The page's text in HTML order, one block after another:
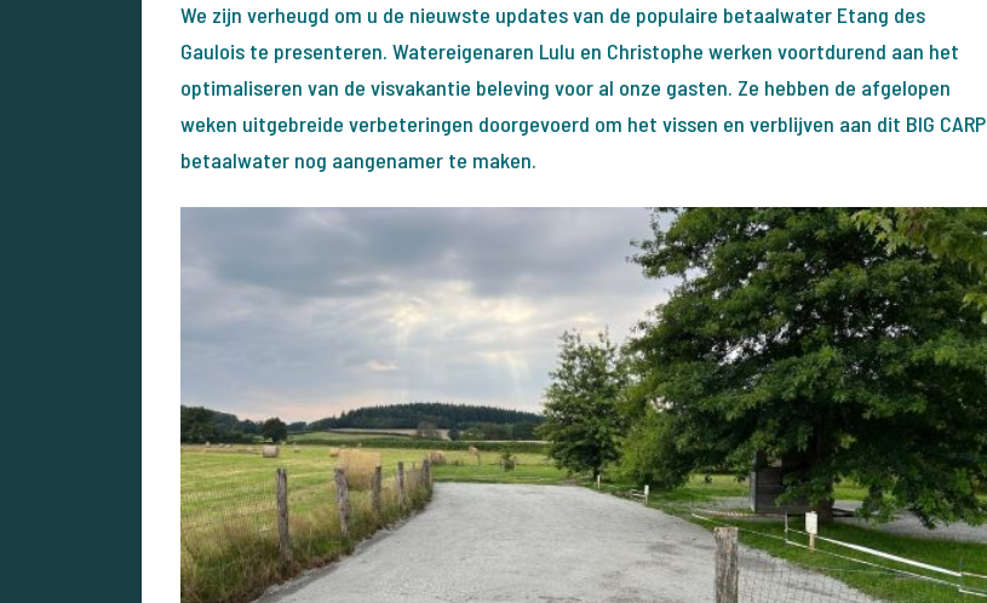
We zijn verheugd om u de nieuwste updates van de populaire betaalwater Etang des
Gaulois te presenteren. Watereigenaren Lulu en Christophe werken voortdurend aan het
optimaliseren van de visvakantie beleving voor al onze gasten. Ze hebben de afgelopen
weken uitgebreide verbeteringen doorgevoerd om het vissen en verblijven aan dit BIG CARP
betaalwater nog aangenamer te maken.